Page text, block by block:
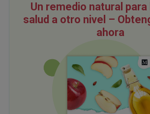
Un remedio natural para
salud a otro nivel –
ahora